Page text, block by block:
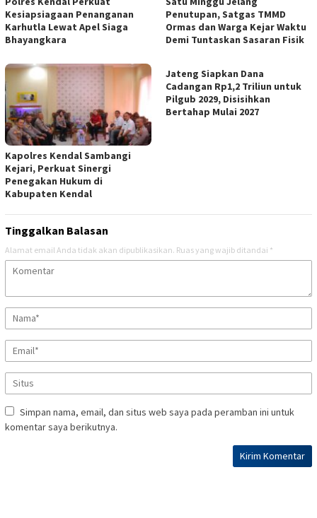
Kesiapsiagaan Penanganan
Karhutla Lewat Apel Siaga
Bhayangkara
Penutupan, Satgas TMMD
Ormas dan Warga Kejar Waktu
Demi Tuntaskan Sasaran Fisik
Kapolres Kendal Sambangi
Kejari, Perkuat Sinergi
Penegakan Hukum di
Kabupaten Kendal
Jateng Siapkan Dana
Cadangan Rp1,2 Triliun untuk
Pilgub 2029, Disisihkan
Bertahap Mulai 2027
Tinggalkan Balasan
Alamat email Anda tidak akan dipublikasikan. Ruas yang wajib ditandai *
Simpan nama, email, dan situs web saya pada peramban ini untuk
komentar saya berikutnya.